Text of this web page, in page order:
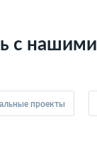
с нашими
проекты